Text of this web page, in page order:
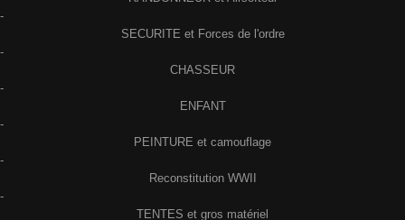
-
SECURITE et Forces de l'ordre
-
CHASSEUR
-
ENFANT
-
PEINTURE et camouflage
-
Reconstitution WWII
-
TENTES et gros matériel